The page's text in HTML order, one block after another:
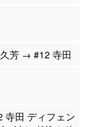
芳 → #12 寺田
寺田 ディフェン